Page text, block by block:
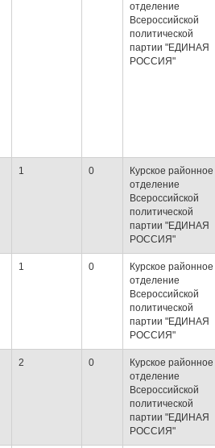
отделение
Всероссийской
политической
партии "ЕДИНАЯ
РОССИЯ"
1 0
Курское районное
отделение
Всероссийской
политической
партии "ЕДИНАЯ
РОССИЯ"
1 0
Курское районное
отделение
Всероссийской
политической
партии "ЕДИНАЯ
РОССИЯ"
2 0
Курское районное
отделение
Всероссийской
политической
партии "ЕДИНАЯ
РОССИЯ"